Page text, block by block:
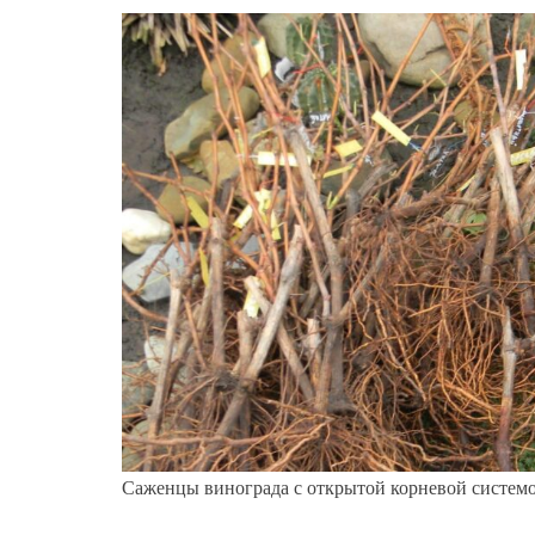
Саженцы винограда с открытой корневой